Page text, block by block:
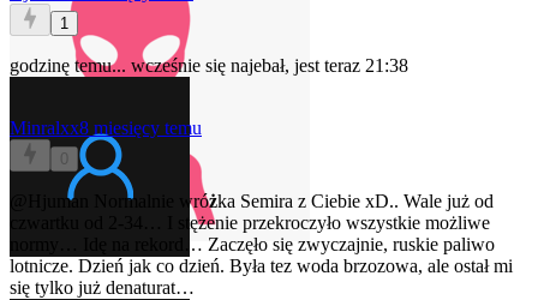
1
godzinę temu... wcześnie się najebał, jest teraz 21:38
Minralxx8 miesięcy temu
0
@Hjuman Normalnie wróżka Semira z Ciebie xD.. Wale już od
czwartku od 2-34… I stężenie przekroczyło wszystkie możliwe
normy… Idę na rekord… Zaczęło się zwyczajnie, ruskie paliwo
lotnicze. Dzień jak co dzień. Była tez woda brzozowa, ale ostał mi
się tylko już denaturat…